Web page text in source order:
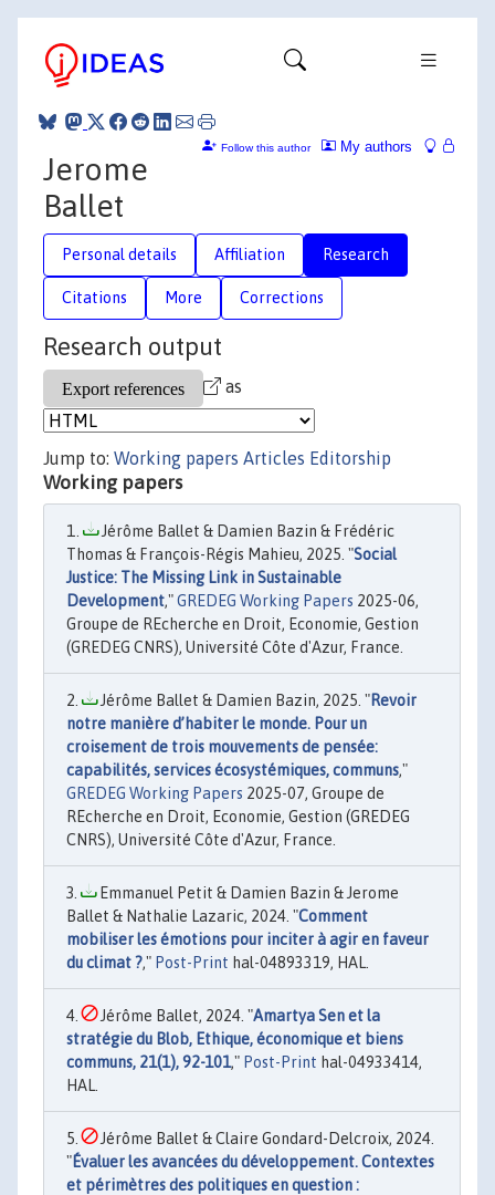
My authors
Follow this author
Jerome
Ballet
Personal details Affiliation Research
Citations More Corrections
Research output
as
Jump to: Working papers Articles Editorship
Working papers
Jérôme Ballet & Damien Bazin & Frédéric
Thomas & François-Régis Mahieu, 2025. "Social
Justice: The Missing Link in Sustainable
Development,"GREDEG Working Papers 2025-06,
Groupe de REcherche en Droit, Economie, Gestion
(GREDEG CNRS), Université Côte d'Azur, France.
Jérôme Ballet & Damien Bazin, 2025. "Revoir
notre manière d’habiter le monde. Pour un
croisement de trois mouvements de pensée:
capabilités, services écosystémiques, communs,"
GREDEG Working Papers 2025-07, Groupe de
REcherche en Droit, Economie, Gestion (GREDEG
CNRS), Université Côte d'Azur, France.
Emmanuel Petit & Damien Bazin & Jerome
Ballet & Nathalie Lazaric, 2024. "Comment
mobiliser les émotions pour inciter à agir en faveur
du climat ?," Post-Print hal-04893319, HAL.
Jérôme Ballet, 2024. "Amartya Sen et la
stratégie du Blob, Ethique, économique et biens
communs, 21(1), 92-101," Post-Print hal-04933414,
HAL.
Jérôme Ballet & Claire Gondard-Delcroix, 2024.
"Évaluer les avancées du développement. Contextes
et périmètres des politiques en question :